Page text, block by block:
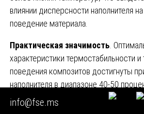
влиянии дисперсности наполнителя
поведение материала.
Практическая значимость .
характеристики термостабильности и
поведения композитов достигнуты
наполнителя в диапазоне 40-50
частиц до 200 мкм, что позволяет
сохранять структуру материала при
info@fse.ms